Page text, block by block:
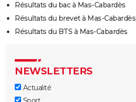
Résultats du bac à Mas-Cabardès
Résultats du brevet à Mas-Cabardès
Résultats du BTS à Mas-Cabardès
NEWSLETTERS
Actualité